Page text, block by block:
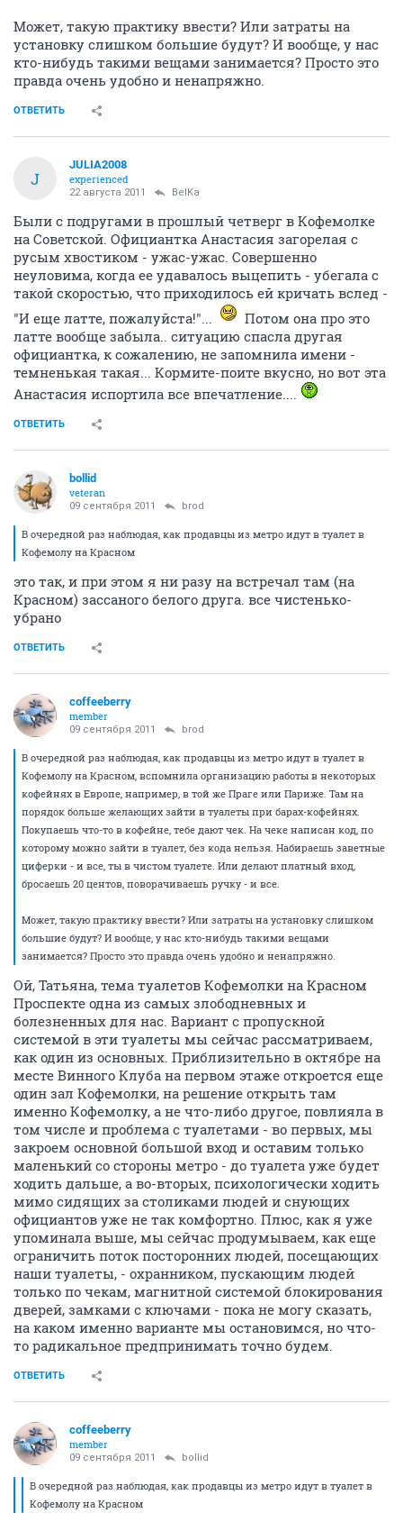
Может, такую практику ввести? Или затраты на
установку слишком большие будут? И вообще, у нас
кто-нибудь такими вещами занимается? Просто это
правда очень удобно и ненапряжно.
ОТВЕТИТЬ
J
JULIA2008
experienced
22 августа 2011 BelKa
Были с подругами в прошлый четверг в Кофемолке
на Советской. Официантка Анастасия загорелая с
русым хвостиком - ужас-ужас. Совершенно
неуловима, когда ее удавалось выцепить - убегала с
такой скоростью, что приходилось ей кричать вслед -
"И еще латте, пожалуйста!"...
Потом она про это
латте вообще забыла.. ситуацию спасла другая
официантка, к сожалению, не запомнила имени -
темненькая такая... Кормите-поите вкусно, но вот эта
Анастасия испортила все впечатление....
ОТВЕТИТЬ
bollid
veteran
09 сентября 2011 brod
В очередной раз наблюдая, как продавцы из метро идут в туалет в
Кофемолу на Красном
это так, и при этом я ни разу на встречал там (на
Красном) зассаного белого друга. все чистенько-
убрано
ОТВЕТИТЬ
coffeeberry
member
09 сентября 2011 brod
В очередной раз наблюдая, как продавцы из метро идут в туалет в
Кофемолу на Красном, вспомнила организацию работы в некоторых
кофейнях в Европе, например, в той же Праге или Париже. Там на
порядок больше желающих зайти в туалеты при барах-кофейнях.
Покупаешь что-то в кофейне, тебе дают чек. На чеке написан код, по
которому можно зайти в туалет, без кода нельзя. Набираешь заветные
циферки - и все, ты в чистом туалете. Или делают платный вход,
бросаешь 20 центов, поворачиваешь ручку - и все.
Может, такую практику ввести? Или затраты на установку слишком
большие будут? И вообще, у нас кто-нибудь такими вещами
занимается? Просто это правда очень удобно и ненапряжно.
Ой, Татьяна, тема туалетов Кофемолки на Красном
Проспекте одна из самых злободневных и
болезненных для нас. Вариант с пропускной
системой в эти туалеты мы сейчас рассматриваем,
как один из основных. Приблизительно в октябре на
месте Винного Клуба на первом этаже откроется еще
один зал Кофемолки, на решение открыть там
именно Кофемолку, а не что-либо другое, повлияла в
том числе и проблема с туалетами - во первых, мы
закроем основной большой вход и оставим только
маленький со стороны метро - до туалета уже будет
ходить дальше, а во-вторых, психологически ходить
мимо сидящих за столиками людей и снующих
официантов уже не так комфортно. Плюс, как я уже
упоминала выше, мы сейчас продумываем, как еще
ограничить поток посторонних людей, посещающих
наши туалеты, - охранником, пускающим людей
только по чекам, магнитной системой блокирования
дверей, замками с ключами - пока не могу сказать,
на каком именно варианте мы остановимся, но что-
то радикальное предпринимать точно будем.
ОТВЕТИТЬ
coffeeberry
member
09 сентября 2011 bollid
В очередной раз наблюдая, как продавцы из метро идут в туалет в
Кофемолу на Красном